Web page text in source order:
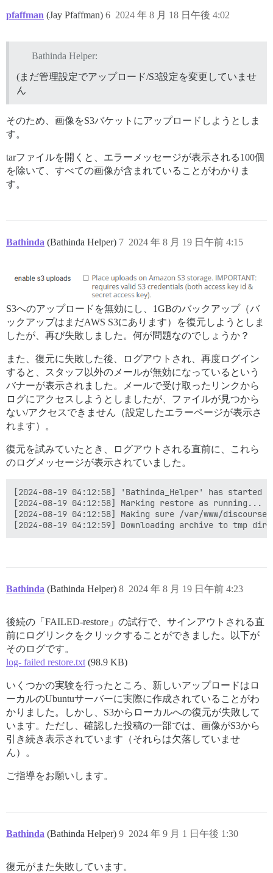
pfaffman (Jay Pfaffman) 2024 年 8 月 18 日午後 4:02
6
Bathinda Helper:
(まだ管理設定でアップロード/S3設定を変更していませ
ん
そのため、画像をS3バケットにアップロードしようとしま
す。
tarファイルを開くと、エラーメッセージが表示される100個
を除いて、すべての画像が含まれていることがわかりま
す。
Bathinda (Bathinda Helper) 2024 年 8 月 19 日午前 4:15
7
S3へのアップロードを無効にし、1GBのバックアップ（バ
ックアップはまだAWS S3にあります）を復元しようとしま
したが、再び失敗しました。何が問題なのでしょうか？
また、復元に失敗した後、ログアウトされ、再度ログイン
すると、スタッフ以外のメールが無効になっているという
バナーが表示されました。メールで受け取ったリンクから
ログにアクセスしようとしましたが、ファイルが見つから
ない/アクセスできません（設定したエラーページが表示さ
れます）。
復元を試みていたとき、ログアウトされる直前に、これら
のログメッセージが表示されていました。
[2024-08-19 04:12:58] 'Bathinda_Helper' has started
[2024-08-19 04:12:58] Marking restore as running...
[2024-08-19 04:12:58] Making sure /var/www/
Bathinda (Bathinda Helper) 2024 年 8 月 19 日午前 4:23
8
後続の「FAILED-restore」の試行で、サインアウトされる直
前にログリンクをクリックすることができました。以下が
そのログです。
log- failed restore.txt(98.9 KB)
いくつかの実験を行ったところ、新しいアップロードはロ
ーカルのUbuntuサーバーに実際に作成されていることがわ
かりました。しかし、S3からローカルへの復元が失敗して
います。ただし、確認した投稿の一部では、画像がS3から
引き続き表示されています（それらは欠落していませ
ん）。
ご指導をお願いします。
Bathinda (Bathinda Helper) 2024 年 9 月 1 日午後 1:30
9
復元がまた失敗しています。